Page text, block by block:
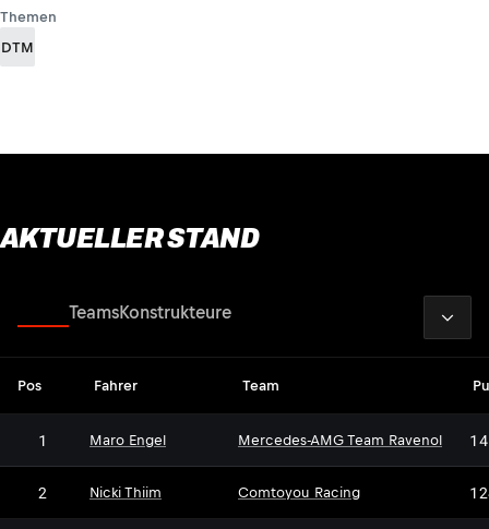
Themen
DTM
AKTUELLER STAND
TeamsKonstrukteure
Pos Fahrer Team
1 Maro Engel Mercedes-AMG Team Ravenol
2 Nicki Thiim Comtoyou Racing